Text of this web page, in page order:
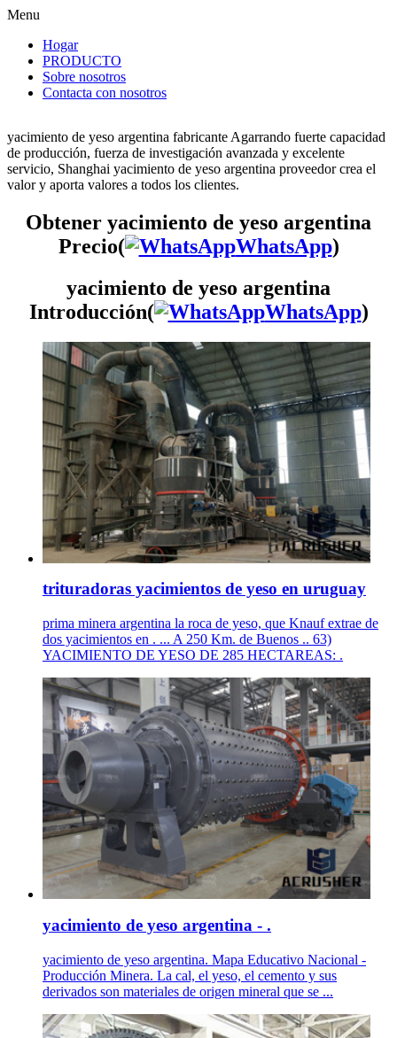
Menu
Hogar
PRODUCTO
Sobre nosotros
Contacta con nosotros
yacimiento de yeso argentina fabricante Agarrando fuerte capacidad
de producción, fuerza de investigación avanzada y excelente
servicio, Shanghai yacimiento de yeso argentina proveedor crea el
valor y aporta valores a todos los clientes.
Obtener yacimiento de yeso argentina
Precio(
WhatsApp)
yacimiento de yeso argentina
Introducción(
WhatsApp)
trituradoras yacimientos de yeso en uruguay
prima minera argentina la roca de yeso, que Knauf extrae de
dos yacimientos en . ... A 250 Km. de Buenos .. 63)
YACIMIENTO DE YESO DE 285 HECTAREAS: .
yacimiento de yeso argentina - .
yacimiento de yeso argentina. Mapa Educativo Nacional -
Producción Minera. La cal, el yeso, el cemento y sus
derivados son materiales de origen mineral que se ...